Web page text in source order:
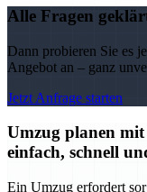
Alle Fragen
Dann probieren Sie es
Angebot an – ganz
Jetzt Anfrage starten
Umzug planen
einfach, schnell
Ein Umzug erfordert